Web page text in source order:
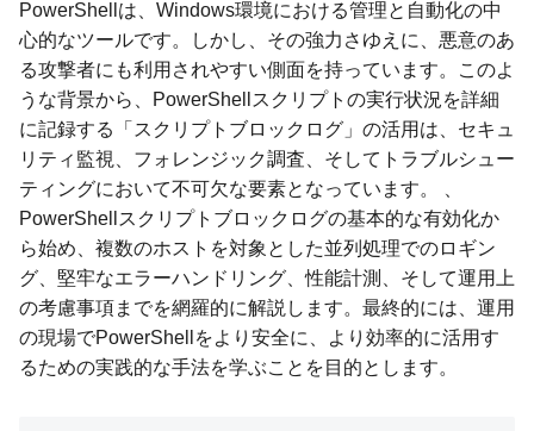
PowerShellは、Windows環境における管理と自動化の中
心的なツールです。しかし、その強力さゆえに、悪意のあ
る攻撃者にも利用されやすい側面を持っています。このよ
うな背景から、PowerShellスクリプトの実行状況を詳細
に記録する「スクリプトブロックログ」の活用は、セキュ
リティ監視、フォレンジック調査、そしてトラブルシュー
ティングにおいて不可欠な要素となっています。 、
PowerShellスクリプトブロックログの基本的な有効化か
ら始め、複数のホストを対象とした並列処理でのロギン
グ、堅牢なエラーハンドリング、性能計測、そして運用上
の考慮事項までを網羅的に解説します。最終的には、運用
の現場でPowerShellをより安全に、より効率的に活用す
るための実践的な手法を学ぶことを目的とします。